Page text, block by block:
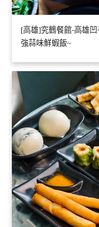
[高雄]究鶴餐館-高雄
強蒜味鮮蝦飯~